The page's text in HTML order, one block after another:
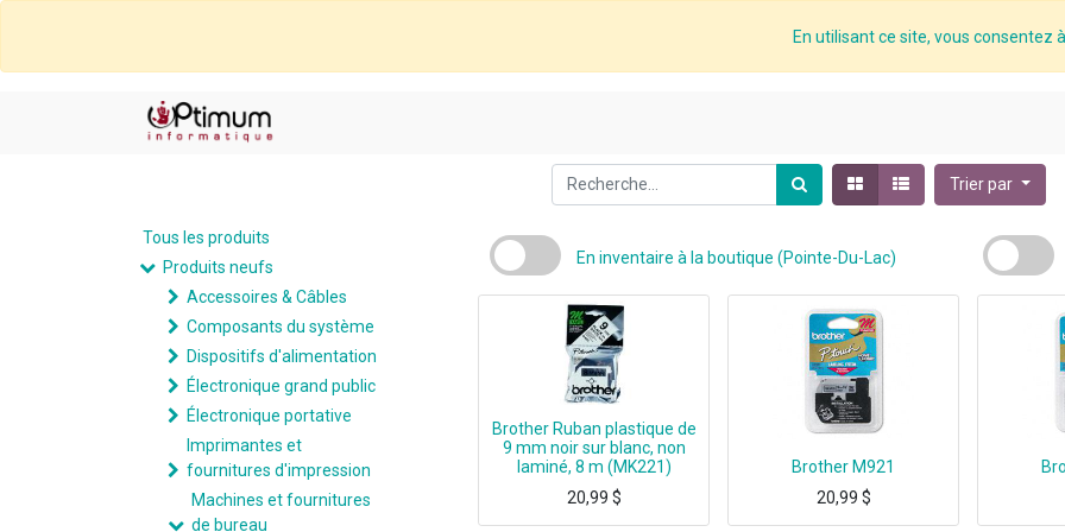
En utilisant ce site, vous consentez
Trier par
Tous les produits
Produits neufs
Accessoires & Câbles
Composants du système
Dispositifs d'alimentation
Électronique grand public
Électronique portative
Imprimantes et
fournitures d'impression
Machines et fournitures
de bureau
En inventaire à la boutique (Pointe-Du-Lac)
Brother Ruban plastique de
9 mm noir sur blanc, non
laminé, 8 m (MK221)
20,99 $
Brother M921
20,99 $